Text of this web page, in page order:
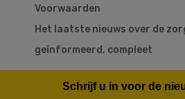
Voorwaarden
Het laatste nieuws over de
geïnformeerd, compleet
Schrijf u in voor de